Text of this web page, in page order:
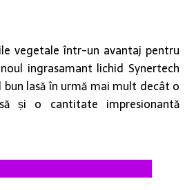
vegetale într-un avantaj pentru
ingrasamant lichid Synertech
bun lasă în urmă mai mult decât o
și o cantitate impresionantă